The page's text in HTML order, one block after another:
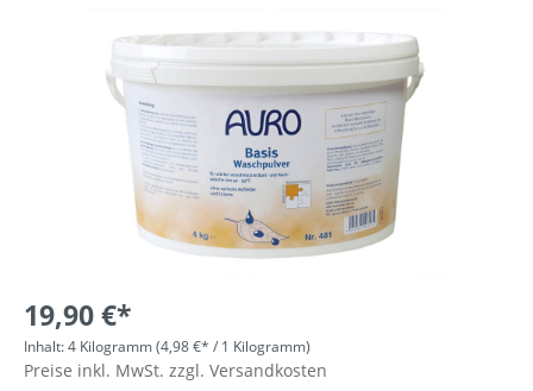
19,90 €*
Inhalt:4 Kilogramm(4,98 €* / 1 Kilogramm)
Preise inkl. MwSt. zzgl. Versandkosten